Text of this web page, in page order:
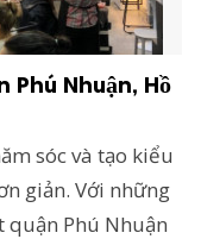
Phú Nhuận, Hồ
sóc và tạo kiểu
giản. Với những
quận Phú Nhuận